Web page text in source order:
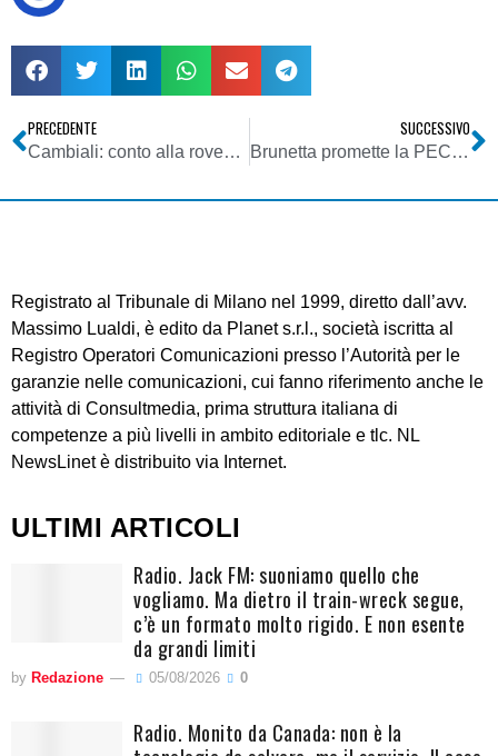
PRECEDENTE
Cambiali: conto alla rovescia per marche e foglietti bollati
SUCCESSIVO
Brunetta promette la PEC a 5 milioni di cittadini entro la metà del 2010
Registrato al Tribunale di Milano nel 1999, diretto dall’avv.
Massimo Lualdi, è edito da Planet s.r.l., società iscritta al
Registro Operatori Comunicazioni presso l’Autorità per le
garanzie nelle comunicazioni, cui fanno riferimento anche le
attività di Consultmedia, prima struttura italiana di
competenze a più livelli in ambito editoriale e tlc. NL
NewsLinet è distribuito via Internet.
ULTIMI ARTICOLI
Radio. Jack FM: suoniamo quello che
vogliamo. Ma dietro il train-wreck segue,
c’è un formato molto rigido. E non esente
da grandi limiti
by Redazione 05/08/2026 0
Radio. Monito da Canada: non è la